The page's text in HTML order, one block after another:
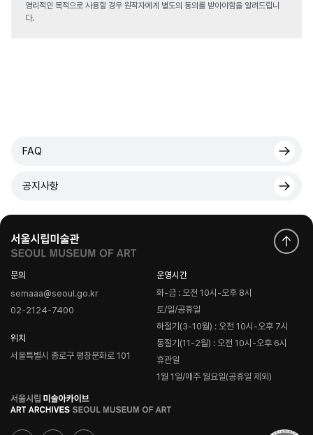
영리적인 목적으로 사용할 경우 원작자에게 별도의 동의를 받아야함을 알려드립니
다.
FAQ
공지사항
문의
semaaa@seoul.go.kr
02-2124-7400
위치
서울특별시 종로구 평창문화로 101
운영시간
화-금 : 오전 10시-오후 8시
토/일/공휴일
하절기(3-10월) : 오전 10시-오후 7시
동절기(11-2월) : 오전 10시-오후 6시
휴관일
1월 1일/매주 월요일(공휴일 제외)
로
고